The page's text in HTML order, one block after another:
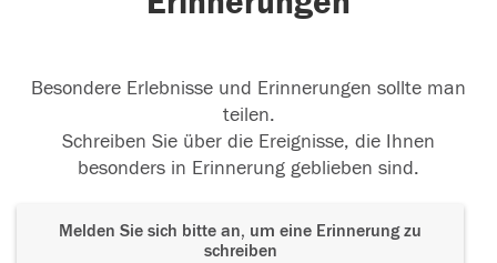
Besondere Erlebnisse und Erinnerungen sollte man
teilen.
Schreiben Sie über die Ereignisse, die Ihnen
besonders in Erinnerung geblieben sind.
Melden Sie sich bitte an, um eine Erinnerung zu
schreiben